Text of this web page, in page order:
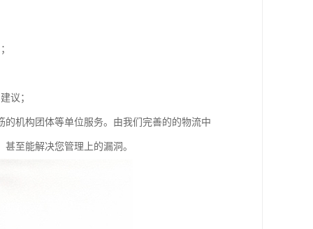
议；
机构团体等单位服务。由我们完善的的物流中
至能解决您管理上的漏洞。